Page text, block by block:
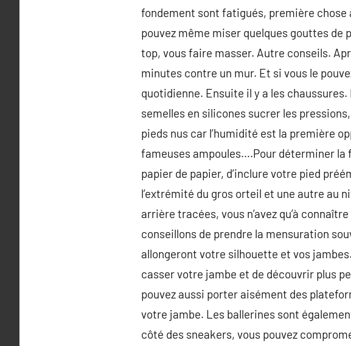
fondement sont fatigués, première chose
pouvez même miser quelques gouttes
top, vous faire masser. Autre conseils.
minutes contre un mur. Et si vous le
quotidienne. Ensuite il y a les
semelles en silicones sucrer les
pieds nus car l’humidité est la première
fameuses ampoules….Pour déterminer la
papier de papier, d’inclure votre pied
l’extrémité du gros orteil et une autre au
arrière tracées, vous n’avez qu’à
conseillons de prendre la mensuration
allongeront votre silhouette et vos
casser votre jambe et de découvrir plus
pouvez aussi porter aisément des
votre jambe. Les ballerines sont
côté des sneakers, vous pouvez